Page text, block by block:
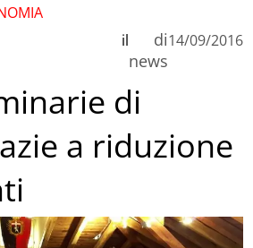
di
news
il 14/09/2016
di
a riduzione